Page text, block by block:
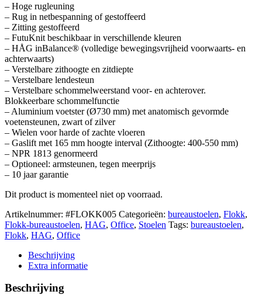
– Hoge rugleuning
– Rug in netbespanning of gestoffeerd
– Zitting gestoffeerd
– FutuKnit beschikbaar in verschillende kleuren
– HÅG inBalance® (volledige bewegingsvrijheid voorwaarts- en
achterwaarts)
– Verstelbare zithoogte en zitdiepte
– Verstelbare lendesteun
– Verstelbare schommelweerstand voor- en achterover.
Blokkeerbare schommelfunctie
– Aluminium voetster (Ø730 mm) met anatomisch gevormde
voetensteunen, zwart of zilver
– Wielen voor harde of zachte vloeren
– Gaslift met 165 mm hoogte interval (Zithoogte: 400-550 mm)
– NPR 1813 genormeerd
– Optioneel: armsteunen, tegen meerprijs
– 10 jaar garantie
Dit product is momenteel niet op voorraad.
Artikelnummer: #FLOKK005 Categorieën: bureaustoelen, Flokk,
Flokk-bureaustoelen, HAG, Office, Stoelen Tags: bureaustoelen,
Flokk, HAG, Office
Beschrijving
Extra informatie
Beschrijving